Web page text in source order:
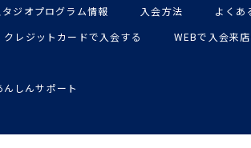
タジオプログラム情報 入会方法 よくあ
クレジットカードで入会する
WEBで入会来
んしんサポート